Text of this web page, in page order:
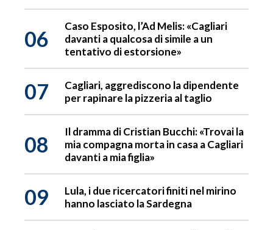
06
Caso Esposito, l’Ad Melis: «Cagliari
davanti a qualcosa di simile a un
tentativo di estorsione»
07
Cagliari, aggrediscono la dipendente
per rapinare la pizzeria al taglio
08
Il dramma di Cristian Bucchi: «Trovai la
mia compagna morta in casa a Cagliari
davanti a mia figlia»
09
Lula, i due ricercatori finiti nel mirino
hanno lasciato la Sardegna